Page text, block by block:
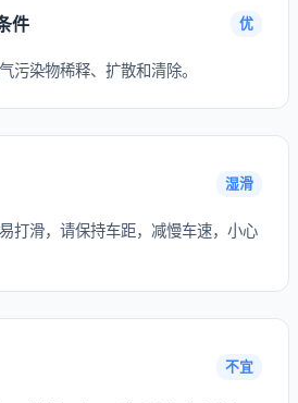
件 优
污染物稀释、扩散和清除。
湿滑
打滑，请保持车距，减慢车速，小心
不宜